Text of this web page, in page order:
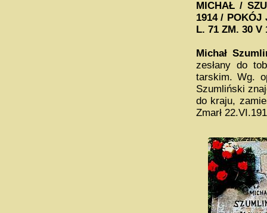
MICHAŁ /
1914 / POKÓJ
L. 71 ZM. 30 V
Michał
zesłany do
tarskim. Wg.
Szumliński
do kraju,
Zmarł